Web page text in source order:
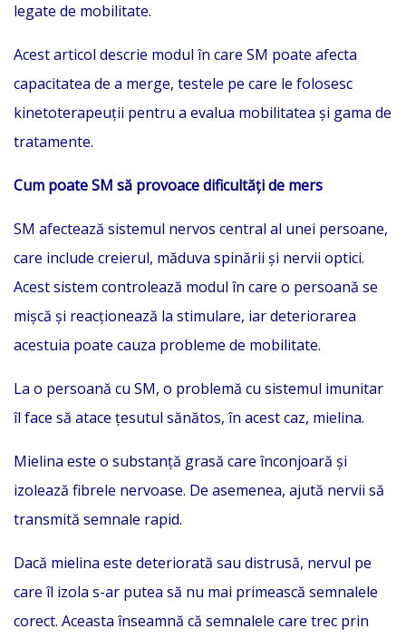
legate de mobilitate.
Acest articol descrie modul în care SM poate afecta
capacitatea de a merge, testele pe care le folosesc
kinetoterapeuții pentru a evalua mobilitatea și gama de
tratamente.
Cum poate SM să provoace dificultăți de mers
SM afectează sistemul nervos central al unei persoane,
care include creierul, măduva spinării și nervii optici.
Acest sistem controlează modul în care o persoană se
mișcă și reacționează la stimulare, iar deteriorarea
acestuia poate cauza probleme de mobilitate.
La o persoană cu SM, o problemă cu sistemul imunitar
îl face să atace țesutul sănătos, în acest caz, mielina.
Mielina este o substanță grasă care înconjoară și
izolează fibrele nervoase. De asemenea, ajută nervii să
transmită semnale rapid.
Dacă mielina este deteriorată sau distrusă, nervul pe
care îl izola s-ar putea să nu mai primească semnalele
corect. Aceasta înseamnă că semnalele care trec prin